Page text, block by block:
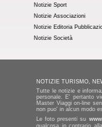
Notizie Sport
Notizie Associazioni
Notizie Editoria
Notizie Società
NOTIZIE TURISMO,
Tutte le notizie e
personale. E' pertanto
Master Viaggi on-line
non puo' in alcun modo
Le foto presenti su
qualcosa in contrario